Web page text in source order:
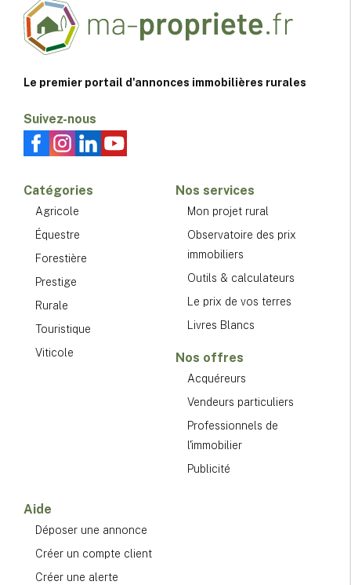
Le premier portail d'annonces immobilières rurales
Suivez-nous
Catégories
Agricole
Équestre
Forestière
Prestige
Rurale
Touristique
Viticole
Nos services
Mon projet rural
Observatoire des prix
immobiliers
Outils & calculateurs
Le prix de vos terres
Livres Blancs
Nos offres
Acquéreurs
Vendeurs particuliers
Professionnels de
l'immobilier
Publicité
Aide
Déposer une annonce
Créer un compte client
Créer une alerte